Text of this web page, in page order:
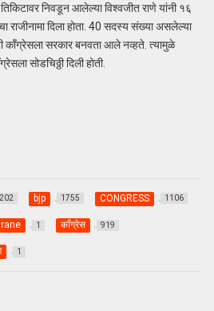
निवडून आलेल्या विश्वजीत राणे यांनी १६
राजीनामा दिला होता. 40 सदस्य संख्या असलेल्या
काँग्रेसला सरकार बनवता आले नव्हते. त्यामुळे
सोडचिठ्ठी दिली होती.
bjp 1755 CONGRESS 1106
1 काँग्रेस 919
1